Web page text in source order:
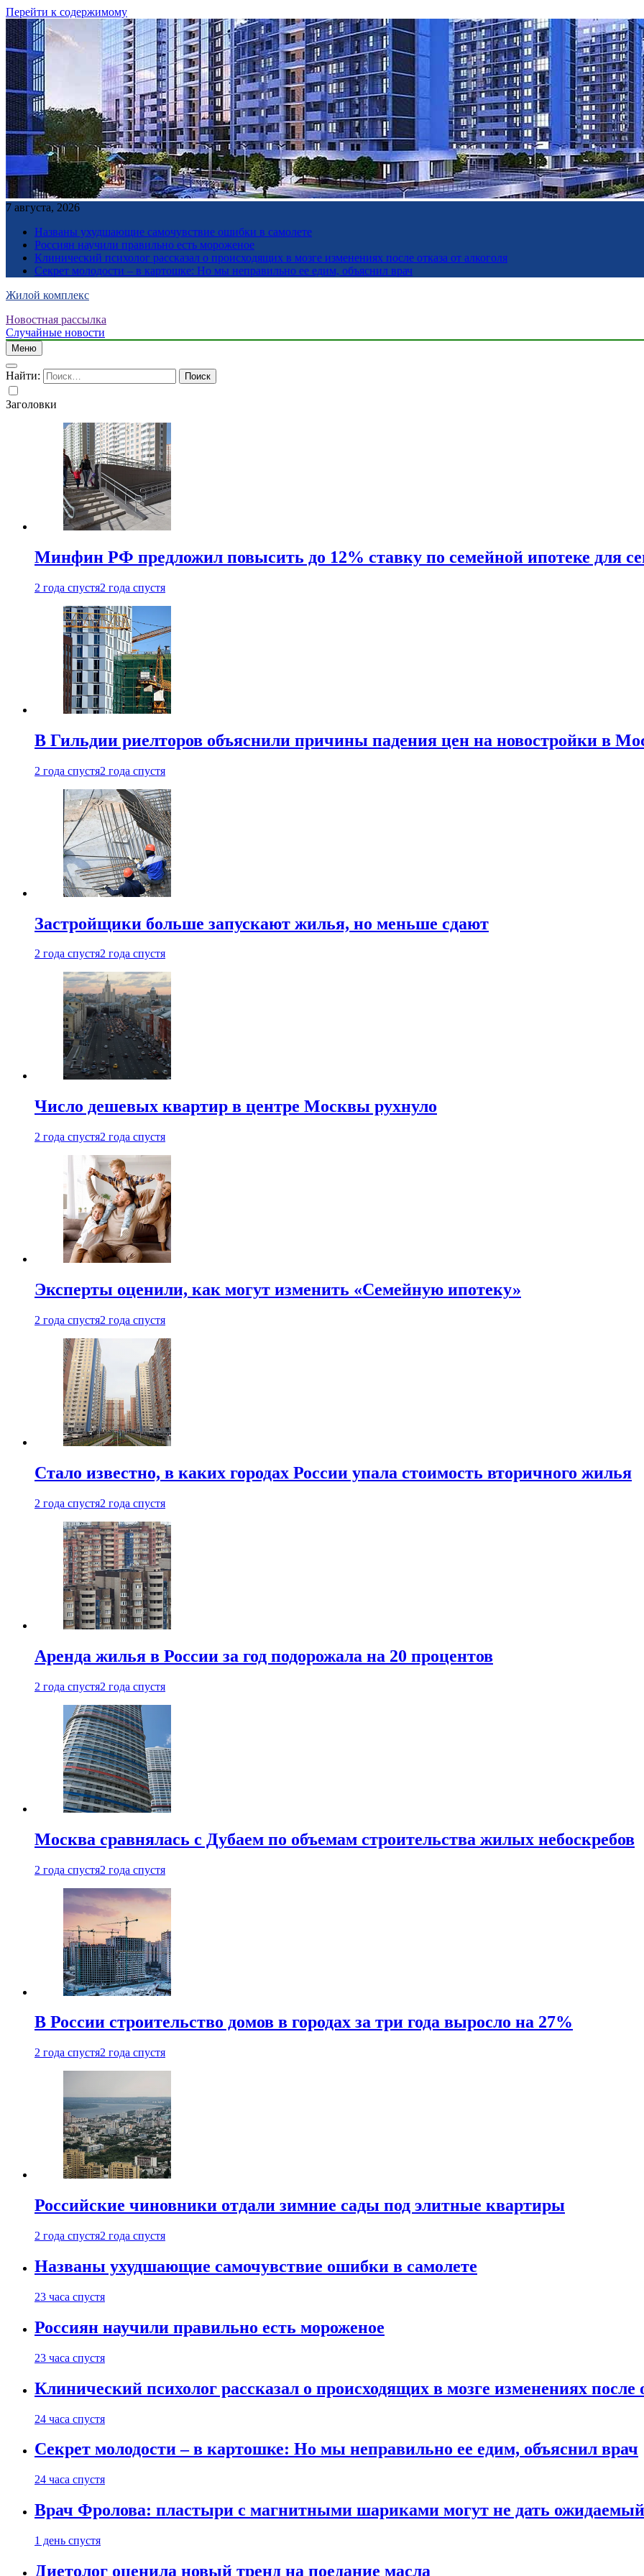
Перейти к содержимому
7 августа, 2026
Названы ухудшающие самочувствие ошибки в самолете
Россиян научили правильно есть мороженое
Клинический психолог рассказал о происходящих в мозге изменениях после отказа от алкоголя
Секрет молодости – в картошке: Но мы неправильно ее едим, объяснил врач
Жилой комплекс
Новостная рассылка
Случайные новости
Меню
Найти:
Заголовки
Минфин РФ предложил повысить до 12% ставку по семейной ипотеке для
2 года спустя2 года спустя
В Гильдии риелторов объяснили причины падения цен на новостройки в
2 года спустя2 года спустя
Застройщики больше запускают жилья, но меньше сдают
2 года спустя2 года спустя
Число дешевых квартир в центре Москвы рухнуло
2 года спустя2 года спустя
Эксперты оценили, как могут изменить «Семейную ипотеку»
2 года спустя2 года спустя
Стало известно, в каких городах России упала стоимость вторичного жилья
2 года спустя2 года спустя
Аренда жилья в России за год подорожала на 20 процентов
2 года спустя2 года спустя
Москва сравнялась с Дубаем по объемам строительства жилых небоскребов
2 года спустя2 года спустя
В России строительство домов в городах за три года выросло на 27%
2 года спустя2 года спустя
Российские чиновники отдали зимние сады под элитные квартиры
2 года спустя2 года спустя
Названы ухудшающие самочувствие ошибки в самолете
23 часа спустя
Россиян научили правильно есть мороженое
23 часа спустя
Клинический психолог рассказал о происходящих в мозге изменениях после
24 часа спустя
Секрет молодости – в картошке: Но мы неправильно ее едим, объяснил врач
24 часа спустя
Врач Фролова: пластыри с магнитными шариками могут не дать
1 день спустя
Диетолог оценила новый тренд на поедание масла